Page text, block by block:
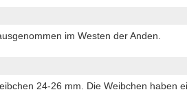
im Westen der Anden.
24-26 mm. Die Weibchen haben